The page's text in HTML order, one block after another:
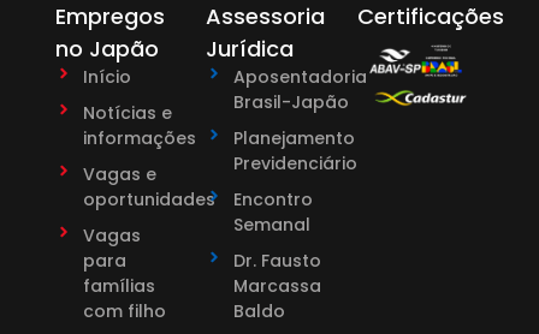
Empregos
no Japão
Início
Notícias e
informações
Vagas e
oportunidades
Vagas
para
famílias
com filho
Assessoria
Jurídica
Aposentadoria
Brasil-Japão
Planejamento
Previdenciário
Encontro
Semanal
Dr. Fausto
Marcassa
Baldo
Certificações